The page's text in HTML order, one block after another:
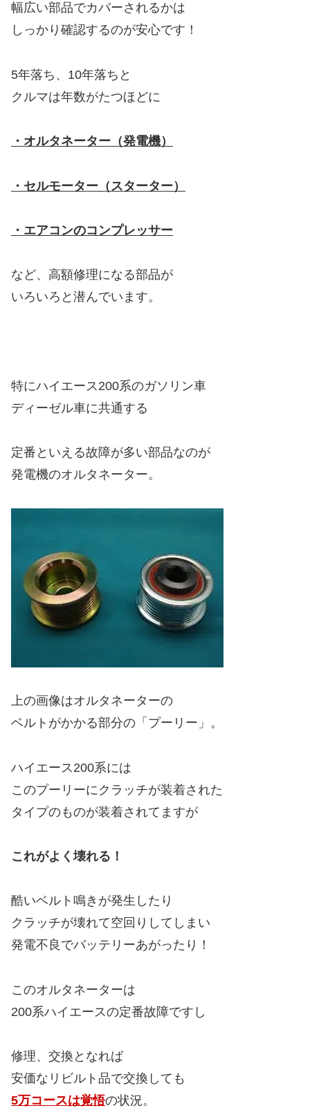
幅広い部品でカバーされるかは
しっかり確認するのが安心です！
5年落ち、10年落ちと
クルマは年数がたつほどに
・オルタネーター（発電機）
・セルモーター（スターター）
・エアコンのコンプレッサー
など、高額修理になる部品が
いろいろと潜んでいます。
特にハイエース200系のガソリン車
ディーゼル車に共通する
定番といえる故障が多い部品なのが
発電機のオルタネーター。
上の画像はオルタネーターの
ベルトがかかる部分の「プーリー」。
ハイエース200系には
このプーリーにクラッチが装着された
タイプのものが装着されてますが
これがよく壊れる！
酷いベルト鳴きが発生したり
クラッチが壊れて空回りしてしまい
発電不良でバッテリーあがったり！
このオルタネーターは
200系ハイエースの定番故障ですし
修理、交換となれば
安価なリビルト品で交換しても
5万コースは覚悟の状況。